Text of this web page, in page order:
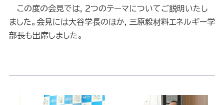
この度の会見では，２つのテーマについてご説明いたし
ました。会見には大谷学長のほか，三原毅材料エネルギー学
部長も出席しました。